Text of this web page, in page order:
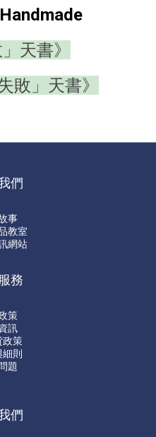
天書》
敗」天書》
們
事
教室
網站
務
策
訊
政策
則
題
們